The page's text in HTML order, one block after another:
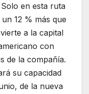
en esta ruta
12 % más que
a la capital
con
de la compañía.
su capacidad
de la nueva